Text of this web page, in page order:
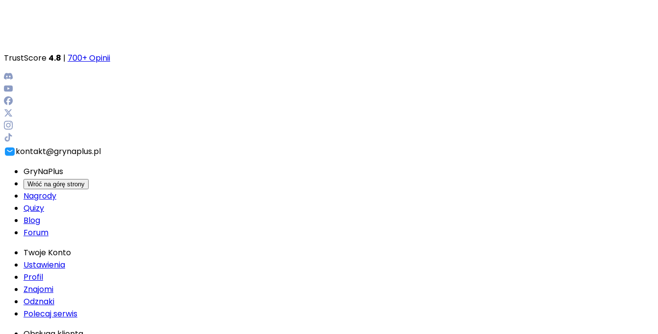
TrustScore 4.8 | 700+ Opinii
kontakt@grynaplus.pl
GryNaPlus
Wróć na górę strony
Nagrody
Quizy
Blog
Forum
Twoje Konto
Ustawienia
Profil
Znajomi
Odznaki
Polecaj serwis